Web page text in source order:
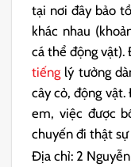
tại nơi đây bảo
khác nhau
cá thể động vật).
tiếng lý tưởng
cây cỏ, động
em, việc được
chuyến đi thật
Địa chỉ: 2